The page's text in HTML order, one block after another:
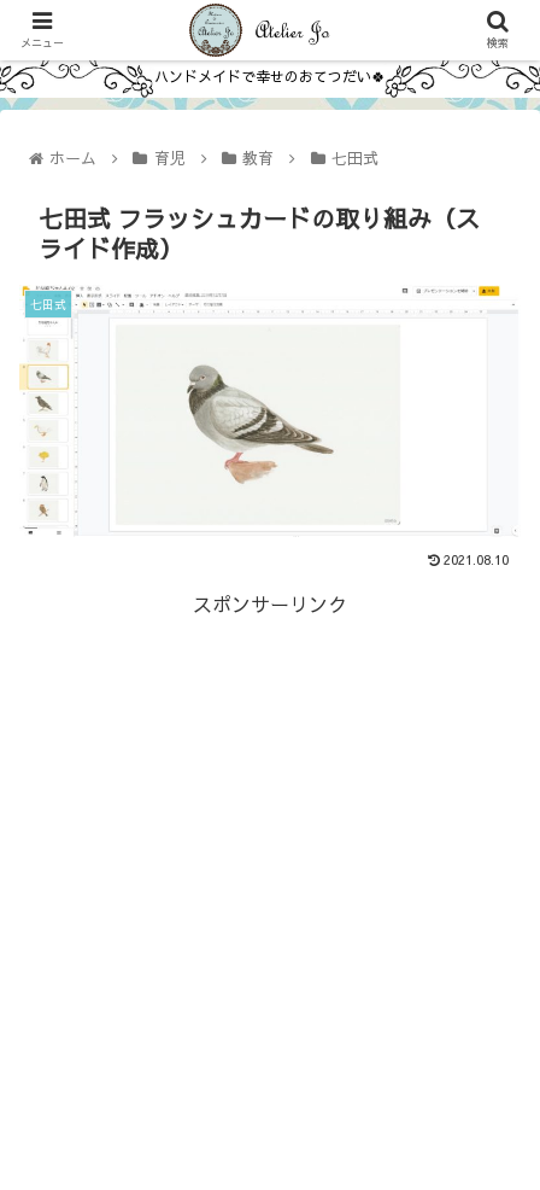
ハンドメイドで幸せのおてつだい🍀
ホーム 育児 教育 七田式
七田式 フラッシュカードの取り組み（ス
ライド作成）
七田式
2021.08.10
スポンサーリンク
メニュー 検索